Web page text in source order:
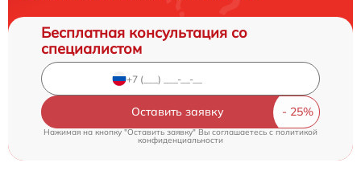
Бесплатная консультация со
специалистом
Оставить заявку
Нажимая на кнопку "Оставить заявку" Вы соглашаетесь cполитикой
конфиденциальности